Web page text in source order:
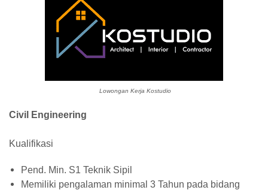
Lowongan Kerja Kostudio
Civil Engineering
Kualifikasi
Pend. Min. S1 Teknik Sipil
Memiliki pengalaman minimal 3 Tahun pada bidang